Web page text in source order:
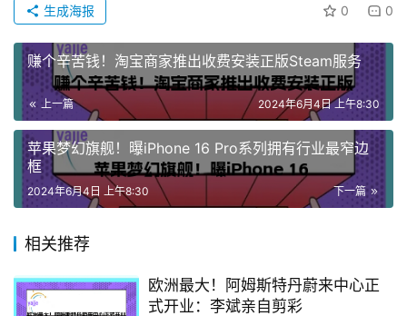
0 0
生成海报
赚个辛苦钱！淘宝商家推出收费安装正版Steam服务
上一篇 2024年6月4日 上午8:30
苹果梦幻旗舰！曝iPhone 16 Pro系列拥有行业最窄边
框
下一篇
2024年6月4日 上午8:30
相关推荐
欧洲最大！阿姆斯特丹蔚来中心正
式开业：李斌亲自剪彩